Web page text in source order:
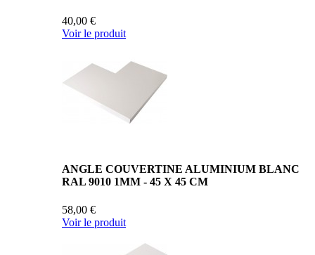
40,00 €
Voir le produit
ANGLE COUVERTINE ALUMINIUM BLANC
RAL 9010 1MM - 45 X 45 CM
58,00 €
Voir le produit